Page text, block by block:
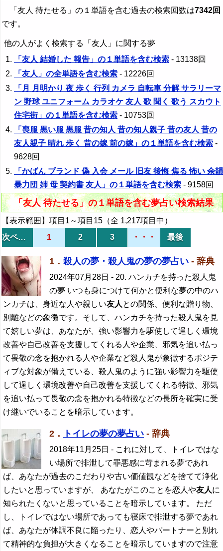
「友人 待たせる」の１単語を含む過去の検索回数は7342回
です。
他の人がよく検索する「友人」に関する夢
「友人 結婚した 報告」の１単語を含む検索 - 13138回
「友人」の全単語を含む検索 - 12226回
「月 月明かり 夜 歩く 行列 カメラ 自転車 分解 サラリーマ
ン 野球 ユニフォーム カラオケ 友人 歌 聞く 歌う スカウト
住宅街」の１単語を含む検索 - 10753回
「喪服 黒い服 黒服 昔の知人 昔の知人親子 昔の友人 昔の
友人親子 晴れ 歩く 昔の嫁 前の嫁」の１単語を含む検索 -
9628回
「かばん ブランド 偽 入会 メール 旧友 後悔 焦る 怖い 余韻
暴力団 姉 母 契約書 友人」の１単語を含む検索 - 9158回
「友人 待たせる」の１単語を含む夢占い検索結果
【表示範囲】項目1～項目15（全 1,217項目中）
次ページ
1 2 3 ・・・ 最後
1． 殺人の夢・殺人鬼の夢の夢占い - 辞典
2024年07月28日 - 20. ハンカチを持った殺人鬼
の夢 いつも身につけて何かと便利な夢の中のハ
ンカチは、身近な人や親しい友人 との関係、便利な贈り物、
別離などの象徴です。そして、ハンカチを持った殺人鬼を見
て嬉しい夢は、あなたが、強い影響力を駆使して逞しく環境
改善や自己改善を支援してくれる人や企業、邪気を追い払っ
て畏敬の念を抱かれる人や企業など殺人鬼が象徴するポジテ
ィブな対象が備えている、殺人鬼のように強い影響力を駆使
して逞しく環境改善や自己改善を支援してくれる特徴、邪気
を追い払って畏敬の念を抱かれる特徴などの長所を確実に受
け継いでいることを暗示しています。
2． トイレの夢の夢占い - 辞典
2018年11月25日 - これに対して、トイレではな
い場所で排泄して罪悪感に苛まれる夢であれ
ば、あなたが過去のこだわりや古い価値観などを捨てて浄化
したいと思っていますが、 あなたがこのことを恋人や友人に
知られたくないと思っていることを暗示しています。 ただ
し、トイレではない場所であっても寝床で排泄する夢であれ
ば、あなたが体調不良に陥ったり、恋人やパートナーと別れ
て精神的な負担が大きくなることを暗示していますので注意